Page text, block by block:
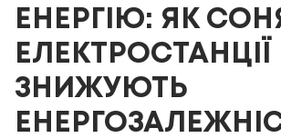
ЕНЕРГІЮ: ЯК
ЕЛЕКТРОСТАНЦІЇ
ЗНИЖУЮТЬ